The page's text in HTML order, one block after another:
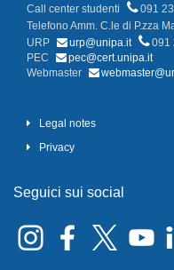
Call center studenti
091
Telefono Amm. C.le di P.zza
URP
urp@unipa.it
091
PEC
pec@cert.unipa.it
Webmaster
Legal notes
Privacy
Seguici sui social